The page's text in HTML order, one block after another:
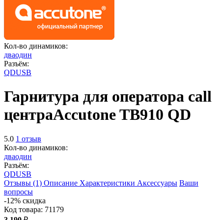
Кол-во динамиков:
дваодин
Разъём:
QDUSB
Гарнитура для оператора call
центраAccutone TB910 QD
5.0 1 отзыв
Кол-во динамиков:
дваодин
Разъём:
QDUSB
Отзывы (1) Описание Характеристики Аксессуары Ваши
вопросы
-12% скидка
Код товара: 71179